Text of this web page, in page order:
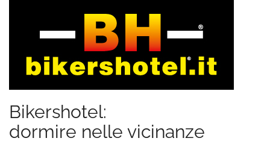
Bikershotel:
dormire nelle vicinanze